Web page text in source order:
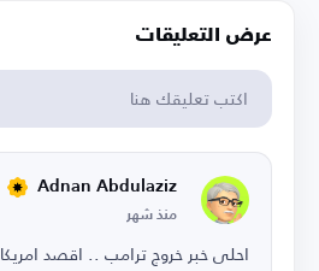
عرض التعليقات
Adnan Abdulaziz
منذ شهر
احلى خبر خروج ترامب .. اقصد امريكا